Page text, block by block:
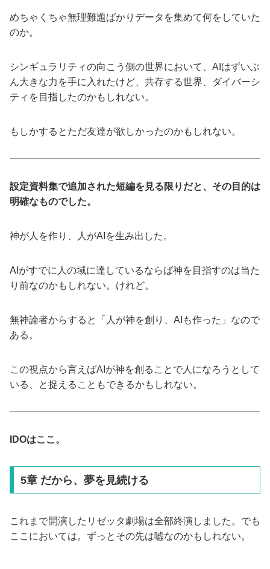
めちゃくちゃ無理難題ばかりデータを集めて何をしていた
のか。
シンギュラリティの向こう側の世界において、AIはずいぶ
ん大きな力を手に入れたけど、共存する世界、ダイバーシ
ティを目指したのかもしれない。
もしかするとただ友達が欲しかったのかもしれない。
設定資料集で追加された短編を見る限りだと、その目的は
明確なものでした。
神が人を作り、人がAIを生み出した。
AIがすでに人の域に達しているならば神を目指すのは当た
り前なのかもしれない。けれど。
無神論者からすると「人が神を創り、AIも作った」なので
ある。
この視点から言えばAIが神を創ることで人になろうとして
いる、と捉えることもできるかもしれない。
IDOはここ。
5章 だから、夢を見続ける
これまで開演したリゼッタ劇場は全部終演しました。でも
ここにおいては。ずっとその先は嘘なのかもしれない。